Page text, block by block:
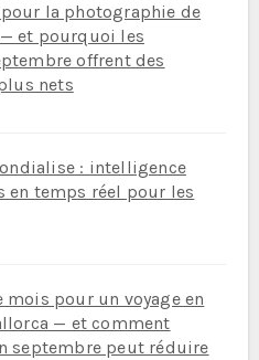
la photographie de
et pourquoi les
offrent des
nets
: intelligence
en temps réel pour les
pour un voyage en
— et comment
septembre peut réduire